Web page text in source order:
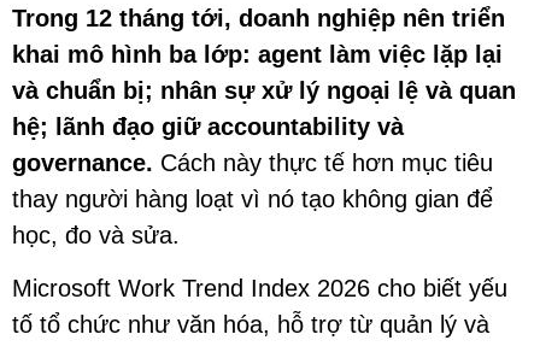
Trong 12 tháng tới, doanh nghiệp nên triển
khai mô hình ba lớp: agent làm việc lặp lại
và chuẩn bị; nhân sự xử lý ngoại lệ và quan
hệ; lãnh đạo giữ accountability và
governance. Cách này thực tế hơn mục tiêu
thay người hàng loạt vì nó tạo không gian để
học, đo và sửa.
Microsoft Work Trend Index 2026 cho biết yếu
tố tổ chức như văn hóa, hỗ trợ từ quản lý và